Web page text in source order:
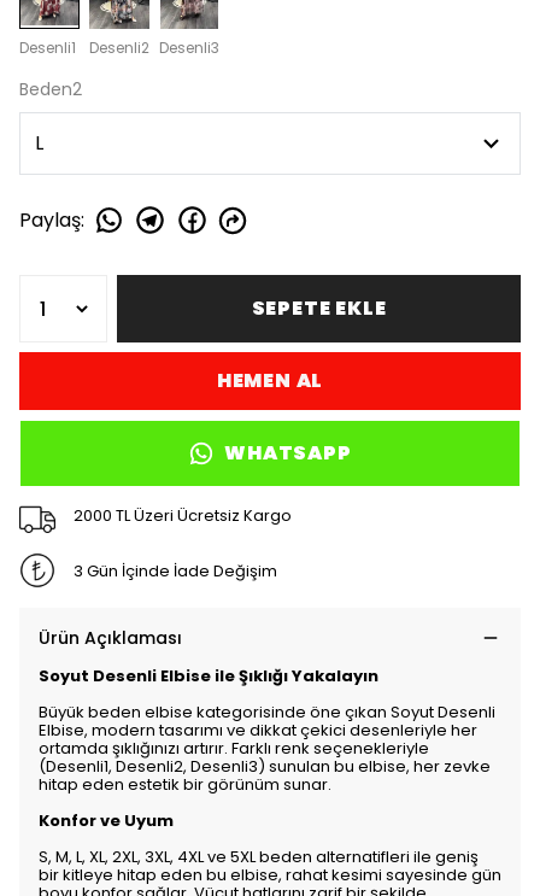
Desenli1 Desenli2 Desenli3
Beden2
Paylaş:
SEPETE EKLE
HEMEN AL
WHATSAPP
2000 TL Üzeri Ücretsiz Kargo
3 Gün İçinde İade Değişim
Ürün Açıklaması
Soyut Desenli Elbise ile Şıklığı Yakalayın
Büyük beden elbise kategorisinde öne çıkan Soyut Desenli
Elbise, modern tasarımı ve dikkat çekici desenleriyle her
ortamda şıklığınızı artırır. Farklı renk seçenekleriyle
(Desenli1, Desenli2, Desenli3) sunulan bu elbise, her zevke
hitap eden estetik bir görünüm sunar.
Konfor ve Uyum
S, M, L, XL, 2XL, 3XL, 4XL ve 5XL beden alternatifleri ile geniş
bir kitleye hitap eden bu elbise, rahat kesimi sayesinde gün